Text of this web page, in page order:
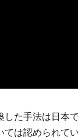
た手法は日本
は認められて